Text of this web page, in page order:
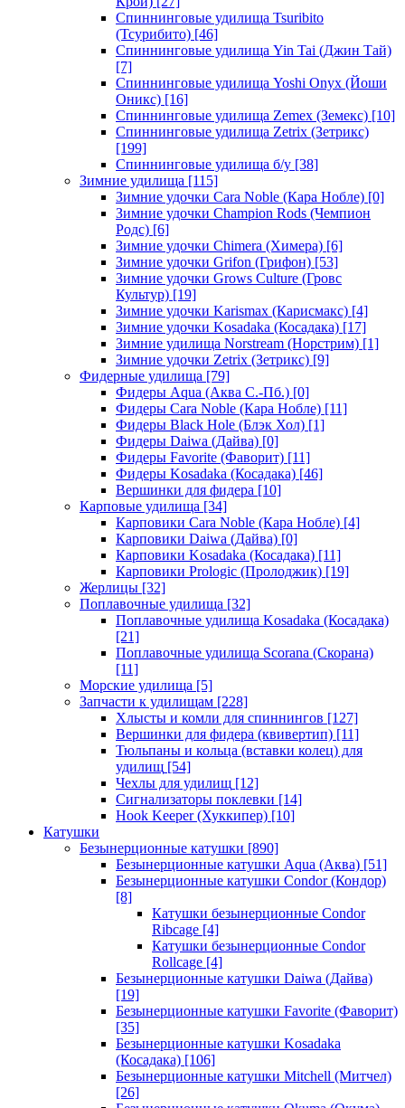
Спиннинговые удилища Tsuribito
(Тсурибито) [46]
Спиннинговые удилища Yin Tai (Джин Тай)
[7]
Спиннинговые удилища Yoshi Onyx (Йоши
Оникс) [16]
Спиннинговые удилища Zemex (Земекс) [10]
Спиннинговые удилища Zetrix (Зетрикс)
[199]
Спиннинговые удилища б/у [38]
Зимние удилища [115]
Зимние удочки Cara Noble (Кара Нобле) [0]
Зимние удочки Champion Rods (Чемпион
Родс) [6]
Зимние удочки Chimera (Химера) [6]
Зимние удочки Grifon (Грифон) [53]
Зимние удочки Grows Culture (Гровс
Культур) [19]
Зимние удочки Karismax (Карисмакс) [4]
Зимние удочки Kosadaka (Косадака) [17]
Зимние удилища Norstream (Норстрим) [1]
Зимние удочки Zetrix (Зетрикс) [9]
Фидерные удилища [79]
Фидеры Aqua (Аква С.-Пб.) [0]
Фидеры Cara Noble (Кара Нобле) [11]
Фидеры Black Hole (Блэк Хол) [1]
Фидеры Daiwa (Дайва) [0]
Фидеры Favorite (Фаворит) [11]
Фидеры Kosadaka (Косадака) [46]
Вершинки для фидера [10]
Карповые удилища [34]
Карповики Cara Noble (Кара Нобле) [4]
Карповики Daiwa (Дайва) [0]
Карповики Kosadaka (Косадака) [11]
Карповики Prologic (Пролоджик) [19]
Жерлицы [32]
Поплавочные удилища [32]
Поплавочные удилища Kosadaka (Косадака)
[21]
Поплавочные удилища Scorana (Скорана)
[11]
Морские удилища [5]
Запчасти к удилищам [228]
Хлысты и комли для спиннингов [127]
Вершинки для фидера (квивертип) [11]
Тюльпаны и кольца (вставки колец) для
удилищ [54]
Чехлы для удилищ [12]
Сигнализаторы поклевки [14]
Hook Keeper (Хуккипер) [10]
Катушки
Безынерционные катушки [890]
Безынерционные катушки Aqua (Аква) [51]
Безынерционные катушки Condor (Кондор)
[8]
Катушки безынерционные Condor
Ribcage [4]
Катушки безынерционные Condor
Rollcage [4]
Безынерционные катушки Daiwa (Дайва)
[19]
Безынерционные катушки Favorite (Фаворит)
[35]
Безынерционные катушки Kosadaka
(Косадака) [106]
Безынерционные катушки Mitchell (Митчел)
[26]